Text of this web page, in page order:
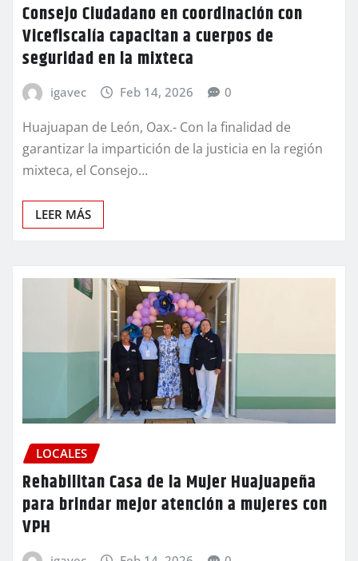
Consejo Ciudadano en coordinación con
Vicefiscalía capacitan a cuerpos de
seguridad en la mixteca
igavec Feb 14, 2026 0
Huajuapan de León, Oax.- Con la finalidad de
garantizar la impartición de la justicia en la región
mixteca, el Consejo…
LEER MÁS
LOCALES
Rehabilitan Casa de la Mujer Huajuapeña
para brindar mejor atención a mujeres con
VPH